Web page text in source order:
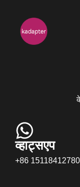
व्हाट्सएप
+86 15118412780